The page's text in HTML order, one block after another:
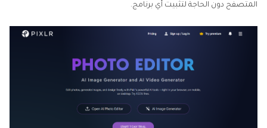
المتصفح دون الحاجة لتثبيت أي برنامج.